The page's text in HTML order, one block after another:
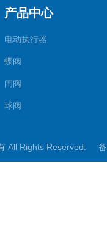
产品中心
电动执行器
蝶阀
闸阀
球阀
截止阀
All Rights Reserved.